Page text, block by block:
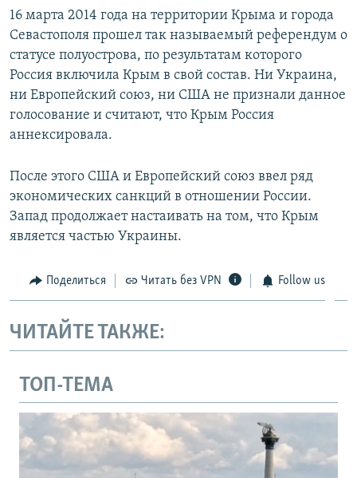
16 марта 2014 года на территории Крыма и города
Севастополя прошел так называемый референдум о
статусе полуострова, по результатам которого
Россия включила Крым в свой состав. Ни Украина,
ни Европейский союз, ни США не признали данное
голосование и считают, что Крым Россия
аннексировала.
После этого США и Европейский союз ввел ряд
экономических санкций в отношении России.
Запад продолжает настаивать на том, что Крым
является частью Украины.
Поделиться Читать без VPN Follow us
ЧИТАЙТЕ ТАКЖЕ:
ТОП-ТЕМА